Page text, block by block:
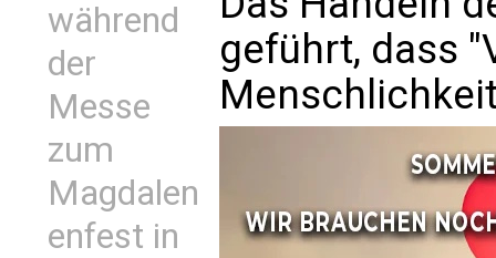
während
der
Messe
zum
Magdalen
enfest in
geführt, dass